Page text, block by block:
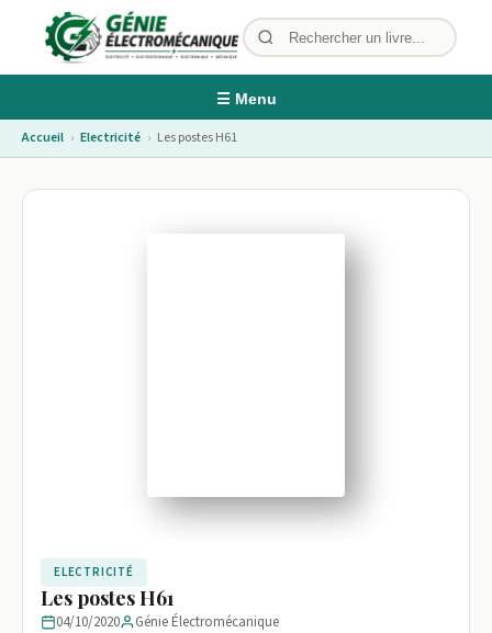
☰ Menu
Accueil › Electricité › Les postes H61
ELECTRICITÉ
Les postes H61
04/10/2020 Génie Électromécanique